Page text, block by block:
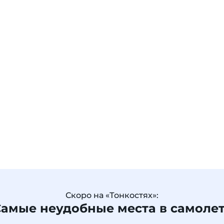
Скоро на «Тонкостях»:
неудобные места в